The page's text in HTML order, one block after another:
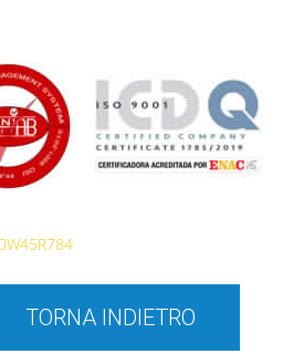
TORNA INDIETRO